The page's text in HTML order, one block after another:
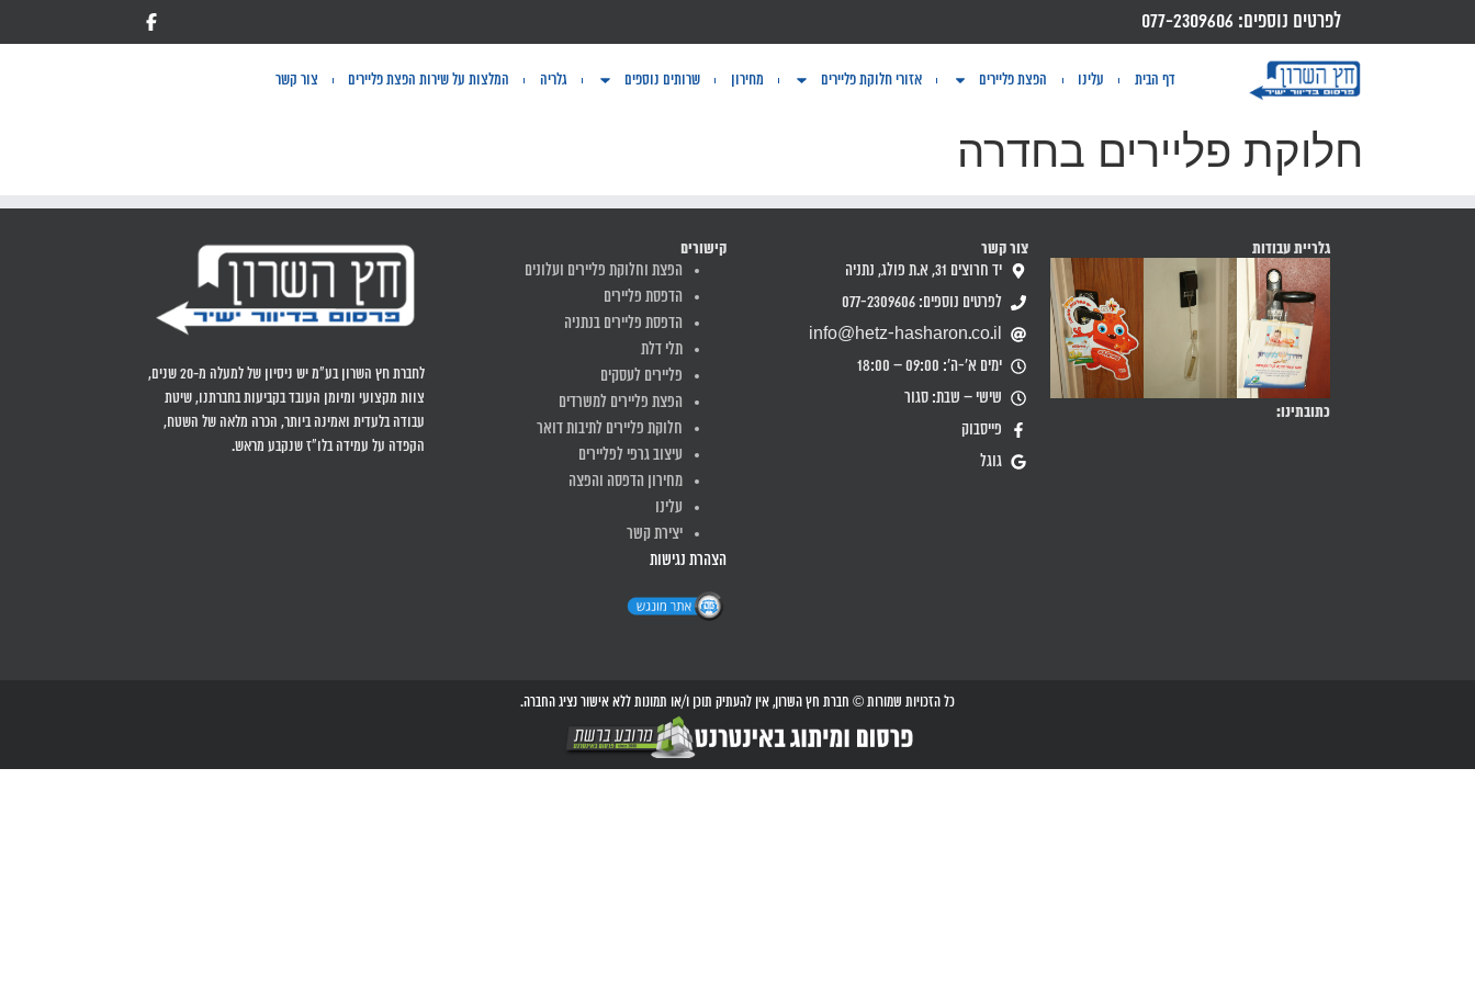
לפרטים נוספים: 077-2309606
דף הבית עלינו הפצת פליירים אזורי חלוקת פליירים מחירון שרותים נוספים גלריה המלצות על שירות הפצת פליירים צור קשר
חלוקת פליירים בחדרה
גלריית עבודות
כתובתינו:
צור קשר
יד חרוצים 31, א.ת פולג, נתניה
לפרטים נוספים: 077-2309606
info@hetz-hasharon.co.il
ימים א'-ה': 09:00 – 18:00
שישי – שבת: סגור
פייסבוק
גוגל
קישורים
הפצת וחלוקת פליירים ועלונים
הדפסת פליירים
הדפסת פליירים בנתניה
תלי דלת
פליירים לעסקים
הפצת פליירים למשרדים
חלוקת פליירים לתיבות דואר
עיצוב גרפי לפליירים
מחירון הדפסה והפצה
עלינו
יצירת קשר
הצהרת נגישות
לחברת חץ השרון בע"מ יש ניסיון של למעלה מ-20 שנים,
צוות מקצועי ומיומן העובד בקביעות בחברתנו, שיטת
עבודה בלעדית ואמינה ביותר, הכרה מלאה של השטח,
הקפדה על עמידה בלו"ז שנקבע מראש.
כל הזכויות שמורות © חברת חץ השרון, אין להעתיק תוכן ו/או תמונות ללא אישור נציג החברה.